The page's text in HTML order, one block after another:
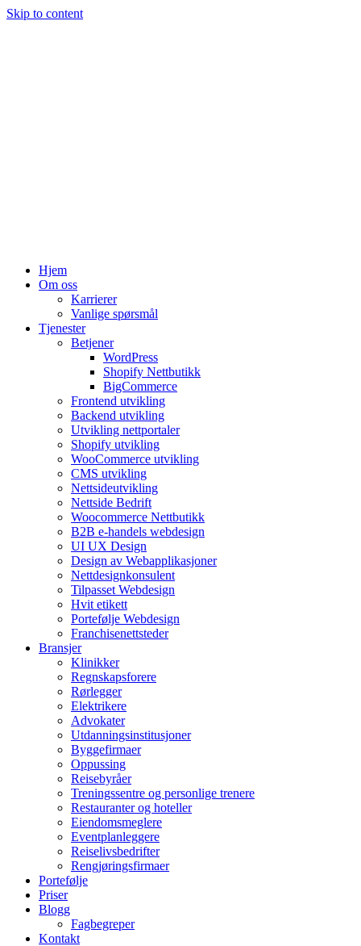
Skip to content
Hjem
Om oss
Karrierer
Vanlige spørsmål
Tjenester
Betjener
WordPress
Shopify Nettbutikk
BigCommerce
Frontend utvikling
Backend utvikling
Utvikling nettportaler
Shopify utvikling
WooCommerce utvikling
CMS utvikling
Nettsideutvikling
Nettside Bedrift
Woocommerce Nettbutikk
B2B e-handels webdesign
UI UX Design
Design av Webapplikasjoner
Nettdesignkonsulent
Tilpasset Webdesign
Hvit etikett
Portefølje Webdesign
Franchisenettsteder
Bransjer
Klinikker
Regnskapsforere
Rørlegger
Elektrikere
Advokater
Utdanningsinstitusjoner
Byggefirmaer
Oppussing
Reisebyråer
Treningssentre og personlige trenere
Restauranter og hoteller
Eiendomsmeglere
Eventplanleggere
Reiselivsbedrifter
Rengjøringsfirmaer
Portefølje
Priser
Blogg
Fagbegreper
Kontakt